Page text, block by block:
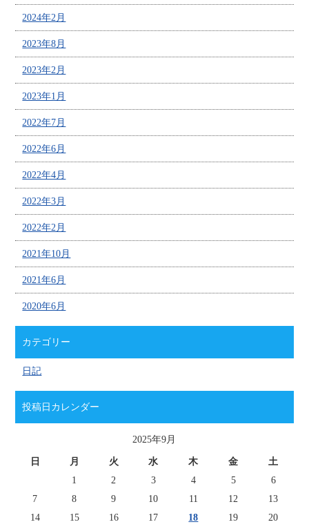
2024年2月
2023年8月
2023年2月
2023年1月
2022年7月
2022年6月
2022年4月
2022年3月
2022年2月
2021年10月
2021年6月
2020年6月
カテゴリー
日記
投稿日カレンダー
2025年9月
日 月 火 水 木 金
土
1
2 3 4 5
6
7
8 9 10 11 12
13
14
15 16 17 18 19 20